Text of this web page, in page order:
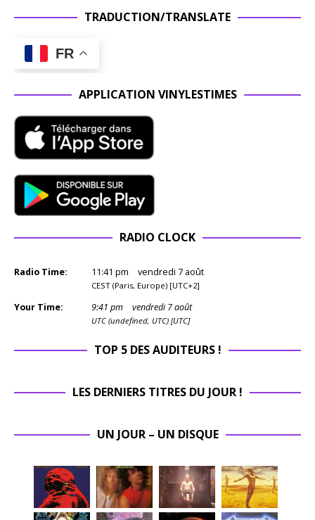
TRADUCTION/TRANSLATE
FR
APPLICATION VINYLESTIMES
RADIO CLOCK
Radio Time: 11:41 pm vendredi 7 août
CEST (Paris, Europe) [UTC+2]
Your Time: 9:41 pm vendredi 7 août
UTC (undefined, UTC) [UTC]
TOP 5 DES AUDITEURS !
LES DERNIERS TITRES DU JOUR !
UN JOUR – UN DISQUE